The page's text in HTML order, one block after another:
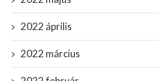
2022 április
2022 március